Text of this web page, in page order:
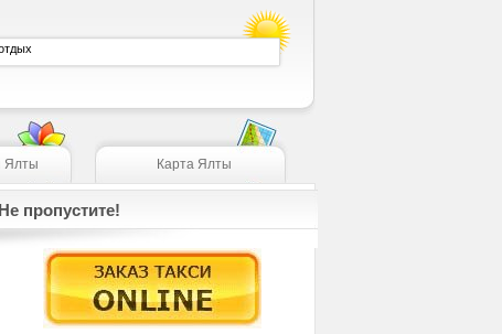
Ялты Карта Ялты
Не пропустите!